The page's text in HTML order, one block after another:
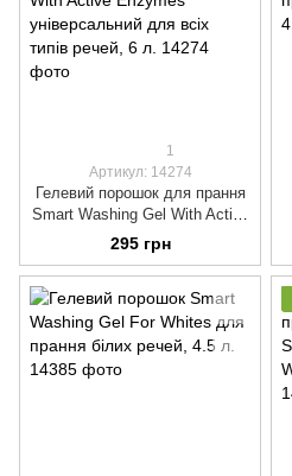
1
Артикул: 14274
Гелевий порошок для прання
Smart Washing Gel With Active
Enzymes універсальний для
всіх типів речей, 6 л.
295 грн